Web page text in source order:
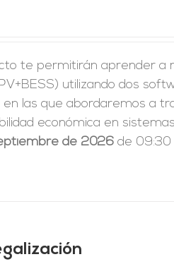
te permitirán aprender a
utilizando dos
las que abordaremos a
económica en
de 2026 de 09:30